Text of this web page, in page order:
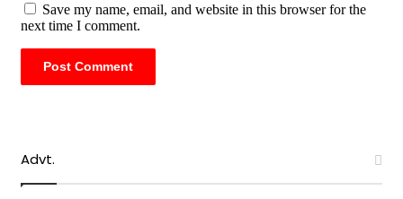
Save my name, email, and website in this browser for the
next time I comment.
Advt.